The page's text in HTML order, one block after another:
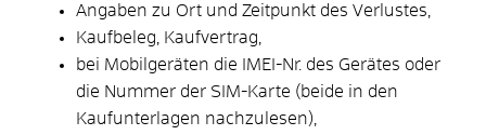
Angaben zu Ort und Zeitpunkt des Verlustes,
Kaufbeleg, Kaufvertrag,
bei Mobilgeräten die IMEI-Nr. des Gerätes oder
die Nummer der SIM-Karte (beide in den
Kaufunterlagen nachzulesen),